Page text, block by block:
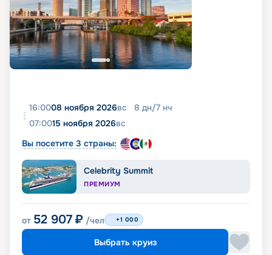
16:0008 ноября 2026вс 8 дн/7 нч
07:0015 ноября 2026вс
Вы посетите 3 страны:
Celebrity Summit
ПРЕМИУМ
от 52 907 ₽ /чел +1 000
Выбрать круиз